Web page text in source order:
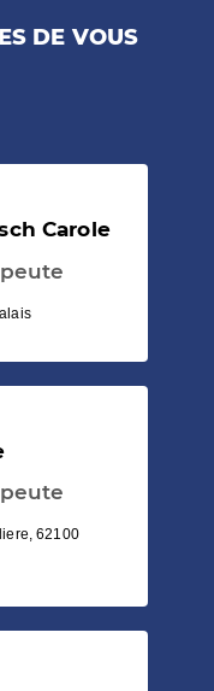
DE VOUS
Carole
62100